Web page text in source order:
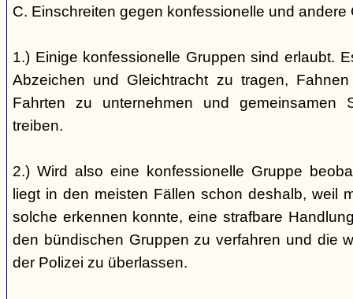
C. Einschreiten gegen konfessionelle und andere
1.) Einige konfessionelle Gruppen sind erlaubt.
Abzeichen und Gleichtracht zu tragen,
Fahrten zu unternehmen und gemeinsamen
treiben.
2.) Wird also eine konfessionelle Gruppe
liegt in den meisten Fällen schon deshalb, weil
solche erkennen konnte, eine strafbare
den bündischen Gruppen zu verfahren und die
der Polizei zu überlassen.